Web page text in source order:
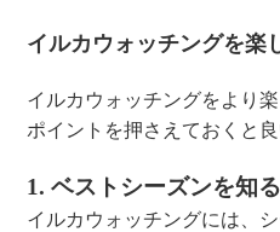
イルカウォッチングを楽
イルカウォッチングをより
ポイントを押さえておくと良
1. ベストシーズンを知る
イルカウォッチングには、